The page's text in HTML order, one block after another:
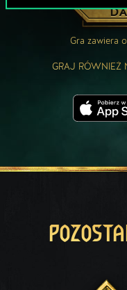
Gra zawiera
GRAJ RÓWNIEŻ